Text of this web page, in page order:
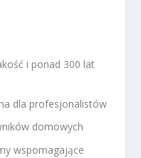
i ponad 300 lat
dla profesjonalistów
domowych
wspomagające